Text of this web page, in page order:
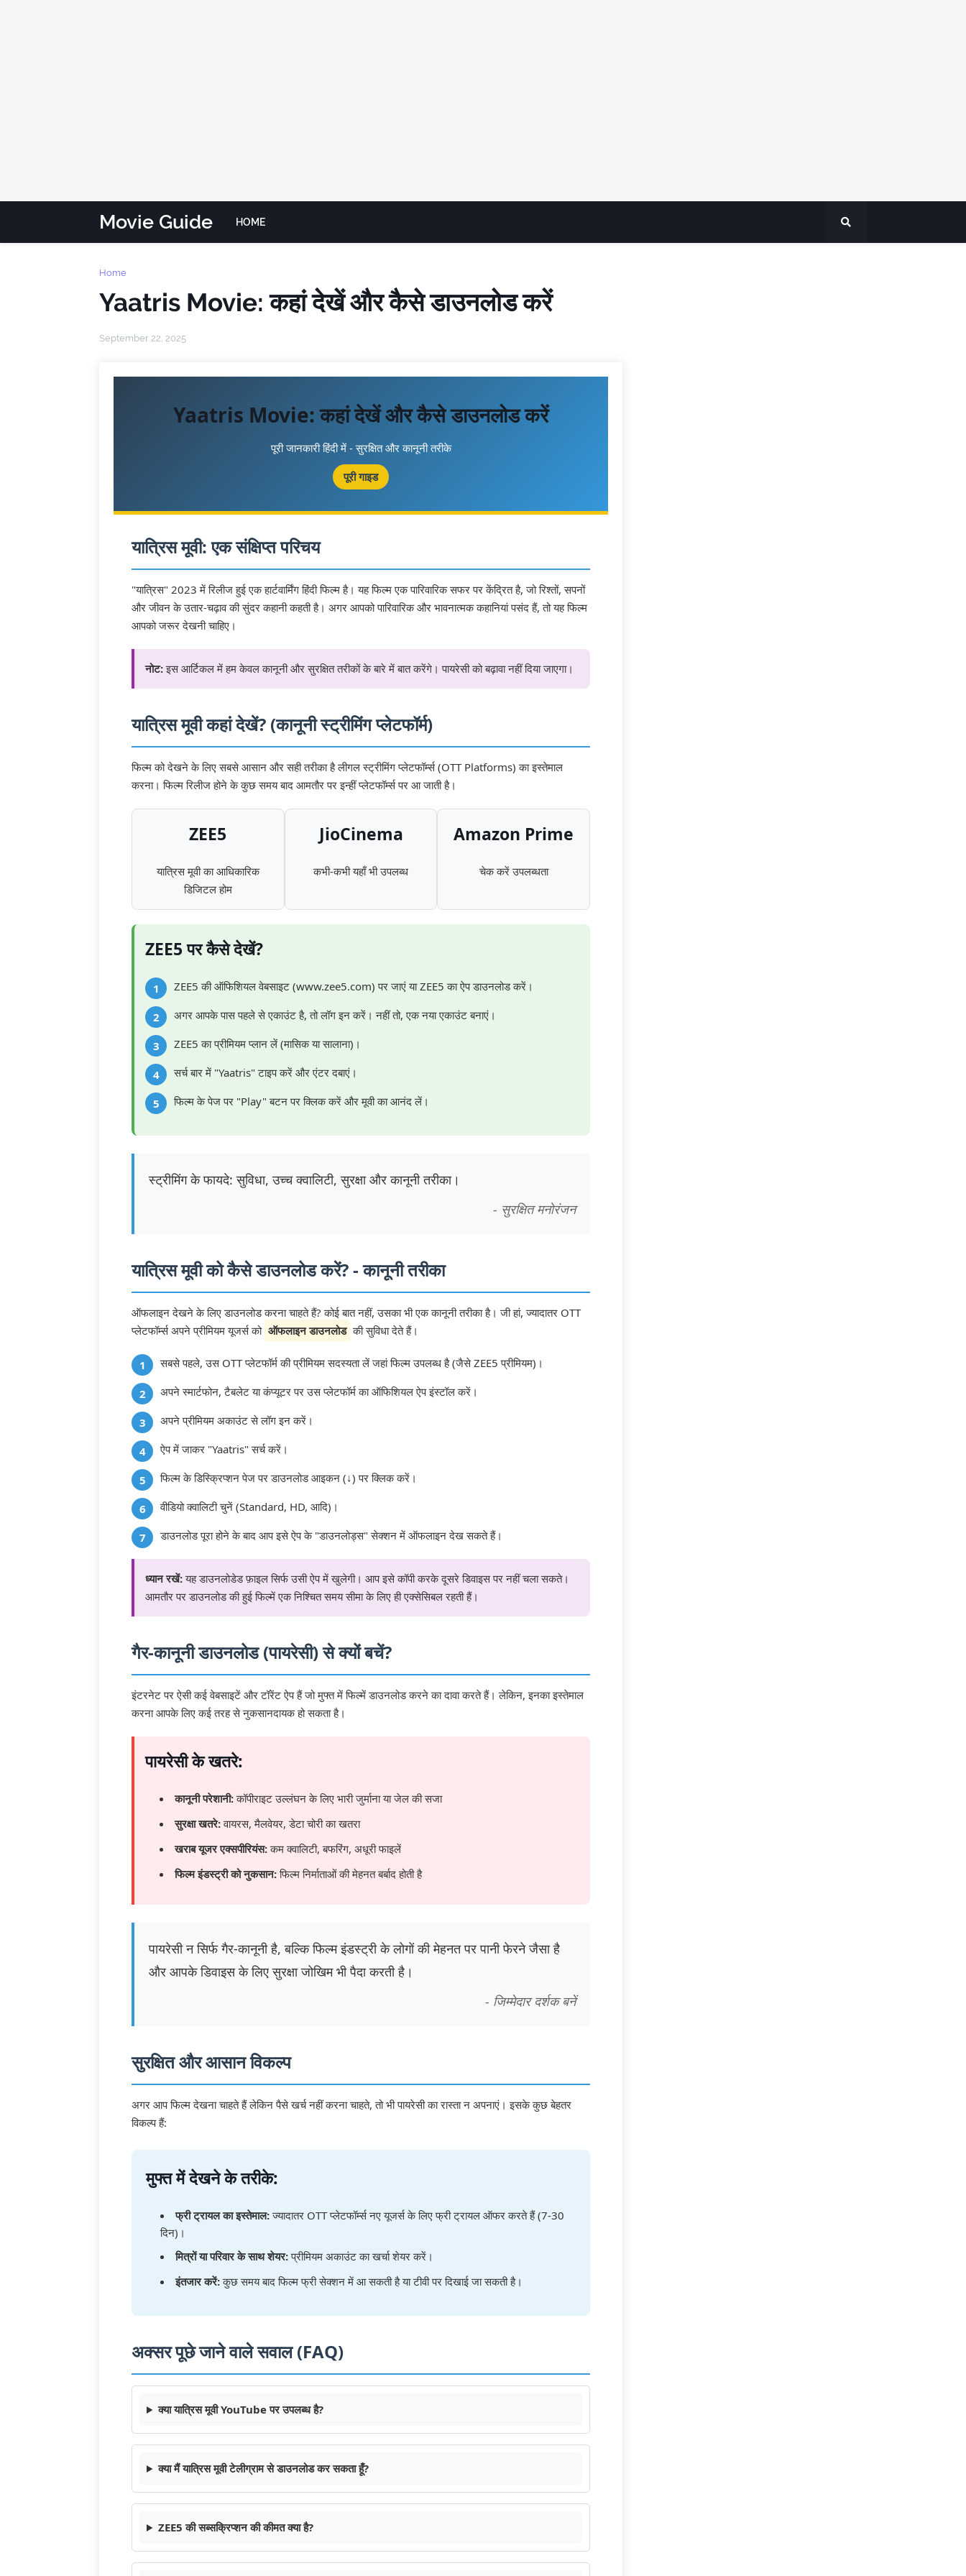
Movie Guide HOME
Home
Yaatris Movie: कहां देखें और कैसे डाउनलोड करें
September 22, 2025
Yaatris Movie: कहां देखें और कैसे डाउनलोड करें
पूरी जानकारी हिंदी में - सुरक्षित और कानूनी तरीके
पूरी गाइड
यात्रिस मूवी: एक संक्षिप्त परिचय
"यात्रिस" 2023 में रिलीज हुई एक हार्टवार्मिंग हिंदी फिल्म है। यह फिल्म एक पारिवारिक सफर पर केंद्रित है, जो रिश्तों, सपनों
और जीवन के उतार-चढ़ाव की सुंदर कहानी कहती है। अगर आपको पारिवारिक और भावनात्मक कहानियां पसंद हैं, तो यह फिल्म
आपको जरूर देखनी चाहिए।
नोट:इस आर्टिकल में हम केवल कानूनी और सुरक्षित तरीकों के बारे में बात करेंगे। पायरेसी को बढ़ावा नहीं दिया जाएगा।
यात्रिस मूवी कहां देखें? (कानूनी स्ट्रीमिंग प्लेटफॉर्म)
फिल्म को देखने के लिए सबसे आसान और सही तरीका है लीगल स्ट्रीमिंग प्लेटफॉर्म्स (OTT Platforms) का इस्तेमाल
करना। फिल्म रिलीज होने के कुछ समय बाद आमतौर पर इन्हीं प्लेटफॉर्म्स पर आ जाती है।
ZEE5
यात्रिस मूवी का आधिकारिक
डिजिटल होम
JioCinema
कभी-कभी यहाँ भी उपलब्ध
Amazon Prime
चेक करें उपलब्धता
ZEE5 पर कैसे देखें?
ZEE5 की ऑफिशियल वेबसाइट (www.zee5.com) पर जाएं या ZEE5 का ऐप डाउनलोड करें।
अगर आपके पास पहले से एकाउंट है, तो लॉग इन करें। नहीं तो, एक नया एकाउंट बनाएं।
ZEE5 का प्रीमियम प्लान लें (मासिक या सालाना)।
सर्च बार में "Yaatris" टाइप करें और एंटर दबाएं।
फिल्म के पेज पर "Play" बटन पर क्लिक करें और मूवी का आनंद लें।
स्ट्रीमिंग के फायदे: सुविधा, उच्च क्वालिटी, सुरक्षा और कानूनी तरीका।
- सुरक्षित मनोरंजन
यात्रिस मूवी को कैसे डाउनलोड करें? - कानूनी तरीका
ऑफलाइन देखने के लिए डाउनलोड करना चाहते हैं? कोई बात नहीं, उसका भी एक कानूनी तरीका है। जी हां, ज्यादातर OTT
प्लेटफॉर्म्स अपने प्रीमियम यूजर्स को ऑफलाइन डाउनलोड की सुविधा देते हैं।
सबसे पहले, उस OTT प्लेटफॉर्म की प्रीमियम सदस्यता लें जहां फिल्म उपलब्ध है (जैसे ZEE5 प्रीमियम)।
अपने स्मार्टफोन, टैबलेट या कंप्यूटर पर उस प्लेटफॉर्म का ऑफिशियल ऐप इंस्टॉल करें।
अपने प्रीमियम अकाउंट से लॉग इन करें।
ऐप में जाकर "Yaatris" सर्च करें।
फिल्म के डिस्क्रिप्शन पेज पर डाउनलोड आइकन (↓) पर क्लिक करें।
वीडियो क्वालिटी चुनें (Standard, HD, आदि)।
डाउनलोड पूरा होने के बाद आप इसे ऐप के "डाउनलोड्स" सेक्शन में ऑफलाइन देख सकते हैं।
ध्यान रखें:यह डाउनलोडेड फ़ाइल सिर्फ उसी ऐप में खुलेगी। आप इसे कॉपी करके दूसरे डिवाइस पर नहीं चला सकते।
आमतौर पर डाउनलोड की हुई फिल्में एक निश्चित समय सीमा के लिए ही एक्सेसिबल रहती हैं।
गैर-कानूनी डाउनलोड (पायरेसी) से क्यों बचें?
इंटरनेट पर ऐसी कई वेबसाइटें और टॉरेंट ऐप हैं जो मुफ्त में फिल्में डाउनलोड करने का दावा करते हैं। लेकिन, इनका इस्तेमाल
करना आपके लिए कई तरह से नुकसानदायक हो सकता है।
पायरेसी के खतरे:
कानूनी परेशानी:कॉपीराइट उल्लंघन के लिए भारी जुर्माना या जेल की सजा
सुरक्षा खतरे:वायरस, मैलवेयर, डेटा चोरी का खतरा
खराब यूजर एक्सपीरियंस:कम क्वालिटी, बफरिंग, अधूरी फाइलें
फिल्म इंडस्ट्री को नुकसान:फिल्म निर्माताओं की मेहनत बर्बाद होती है
पायरेसी न सिर्फ गैर-कानूनी है, बल्कि फिल्म इंडस्ट्री के लोगों की मेहनत पर पानी फेरने जैसा है
और आपके डिवाइस के लिए सुरक्षा जोखिम भी पैदा करती है।
- जिम्मेदार दर्शक बनें
सुरक्षित और आसान विकल्प
अगर आप फिल्म देखना चाहते हैं लेकिन पैसे खर्च नहीं करना चाहते, तो भी पायरेसी का रास्ता न अपनाएं। इसके कुछ बेहतर
विकल्प हैं:
मुफ्त में देखने के तरीके:
फ्री ट्रायल का इस्तेमाल:ज्यादातर OTT प्लेटफॉर्म्स नए यूजर्स के लिए फ्री ट्रायल ऑफर करते हैं (7-30
दिन)।
मित्रों या परिवार के साथ शेयर:प्रीमियम अकाउंट का खर्चा शेयर करें।
इंतजार करें:कुछ समय बाद फिल्म फ्री सेक्शन में आ सकती है या टीवी पर दिखाई जा सकती है।
अक्सर पूछे जाने वाले सवाल (FAQ)
क्या यात्रिस मूवी YouTube पर उपलब्ध है?
क्या मैं यात्रिस मूवी टेलीग्राम से डाउनलोड कर सकता हूँ?
ZEE5 की सब्सक्रिप्शन की कीमत क्या है?